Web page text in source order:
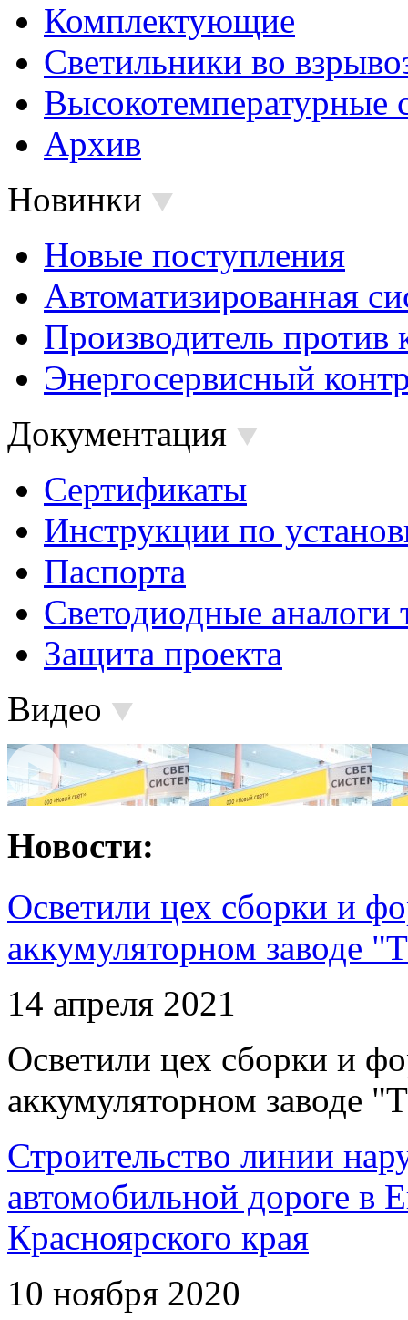
Комплектующие
Светильники во
Высокотемпературные
Архив
Новинки
Новые поступления
Автоматизированная
Производитель против
Энергосервисный
Документация
Сертификаты
Инструкции по
Паспорта
Светодиодные аналоги
Защита проекта
Видео
Новости:
Осветили цех сборки и
аккумуляторном заводе
14 апреля 2021
Осветили цех сборки и
аккумуляторном заводе
Строительство линии
автомобильной дороге в
Красноярского края
10 ноября 2020